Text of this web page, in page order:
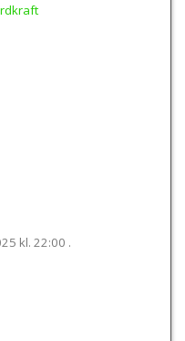
kl. 22:00 .